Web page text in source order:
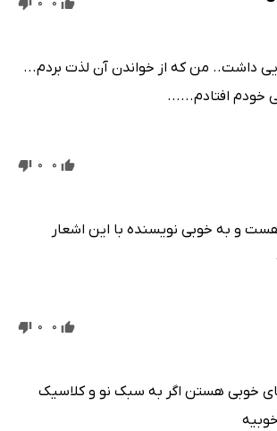
داشت.. من که از خواندن آن لذت بردم...
خودم افتادم......
0
0
و به خوبی نویسنده با این اشعار
0
0
خوبی هستن اگر به سبک نو و کلاسیک